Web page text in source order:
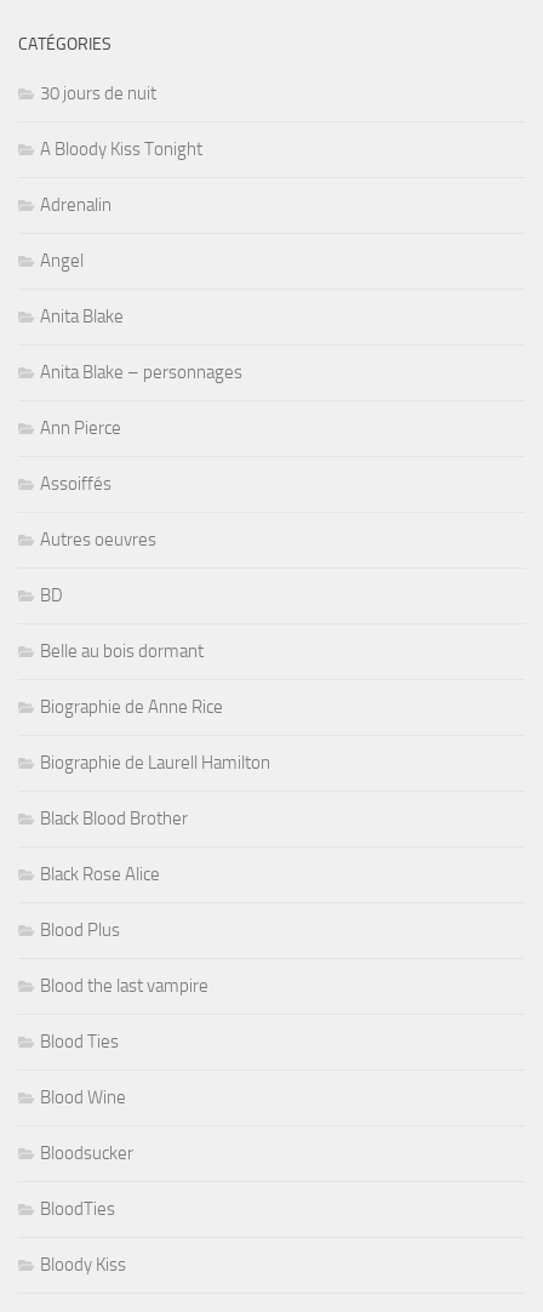
CATÉGORIES
30 jours de nuit
A Bloody Kiss Tonight
Adrenalin
Angel
Anita Blake
Anita Blake – personnages
Ann Pierce
Assoiffés
Autres oeuvres
BD
Belle au bois dormant
Biographie de Anne Rice
Biographie de Laurell Hamilton
Black Blood Brother
Black Rose Alice
Blood Plus
Blood the last vampire
Blood Ties
Blood Wine
Bloodsucker
BloodTies
Bloody Kiss